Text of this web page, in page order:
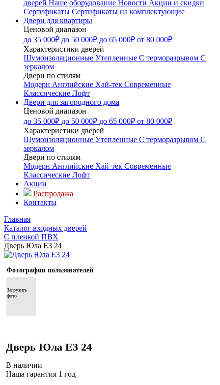
дверей Наше оборудование Новости Акции и скидки
Сертификаты Сертификаты на комплектующие
Двери для квартиры
Ценовой диапазон
до 35 000₽ до 50 000₽ до 65 000₽ от 80 000₽
Характеристики дверей
Шумоизоляционные Утепленные С терморазрывом С
зеркалом
Двери по стилям
Модерн Английские Хай-тек Современные
Классические Лофт
Двери для загородного дома
Ценовой диапазон
до 35 000₽ до 50 000₽ до 65 000₽ от 80 000₽
Характеристики дверей
Шумоизоляционные Утепленные С терморазрывом С
зеркалом
Двери по стилям
Модерн Английские Хай-тек Современные
Классические Лофт
Акции
Распродажа
Контакты
Главная
Каталог входных дверей
С пленкой ПВХ
Дверь Юла Е3 24
Фотографии пользователей
Загрузить
фото
Дверь Юла Е3 24
В наличии
Наша гарантия 1 год